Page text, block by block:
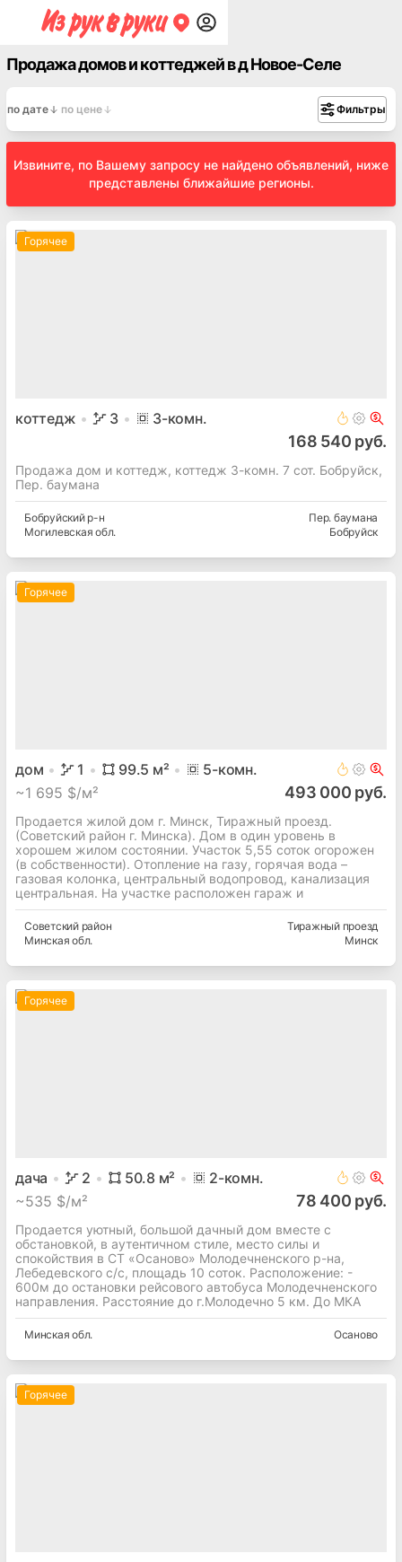
Продажа домов и коттеджей в д Новое-Селе
по дате по цене Фильтры
Извините, по Вашему запросу не найдено объявлений, ниже
представлены ближайшие регионы.
Горячее
коттедж 3 3-комн.
168 540 руб.
Продажа дом и коттедж, коттедж 3-комн. 7 сот. Бобруйск,
Пер. баумана
Бобруйскийр-н
Могилевская обл.
Пер. баумана
Бобруйск
Горячее
дом 1 99.5 м² 5-комн.
~1 695 $/м² 493 000 руб.
Продается жилой дом г. Минск, Тиражный проезд.
(Советский район г. Минска). Дом в один уровень в
хорошем жилом состоянии. Участок 5,55 соток огорожен
(в собственности). Отопление на газу, горячая вода –
газовая колонка, центральный водопровод, канализация
центральная. На участке расположен гараж и
Советскийрайон
Минская обл.
Тиражный проезд
Минск
Горячее
дача 2 50.8 м² 2-комн.
~535 $/м² 78 400 руб.
Продается уютный, большой дачный дом вместе с
обстановкой, в аутентичном стиле, место силы и
спокойствия в СТ «Осаново» Молодечненского р-на,
Лебедевского с/с, площадь 10 соток. Расположение: -
600м до остановки рейсового автобуса Молодечненского
направления. Расстояние до г.Молодечно 5 км. До МКА
Минская обл. Осаново
Горячее